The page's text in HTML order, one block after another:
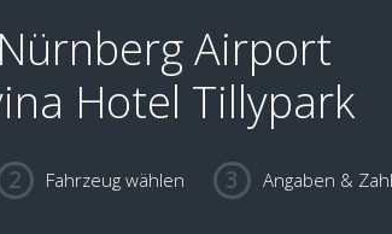
Airport
Hotel Tillypark
Fahrzeug wählen Angaben &